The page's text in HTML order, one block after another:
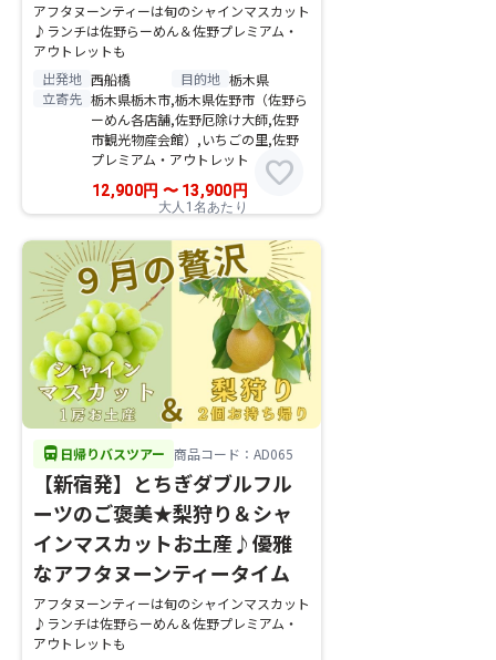
アフタヌーンティーは旬のシャインマスカット
♪ランチは佐野らーめん＆佐野プレミアム・
アウトレットも
出発地 西船橋 目的地 栃木県
立寄先 栃木県栃木市,栃木県佐野市（佐野ら
ーめん各店舗,佐野厄除け大師,佐野
市観光物産会館）,いちごの里,佐野
プレミアム・アウトレット
12,900円 〜13,900 円
大人1名あたり
favorite
directions_bus 日帰りバスツアー 商品コード：AD065
【新宿発】とちぎダブルフル
ーツのご褒美★梨狩り＆シャ
インマスカットお土産♪優雅
なアフタヌーンティータイム
アフタヌーンティーは旬のシャインマスカット
♪ランチは佐野らーめん＆佐野プレミアム・
アウトレットも